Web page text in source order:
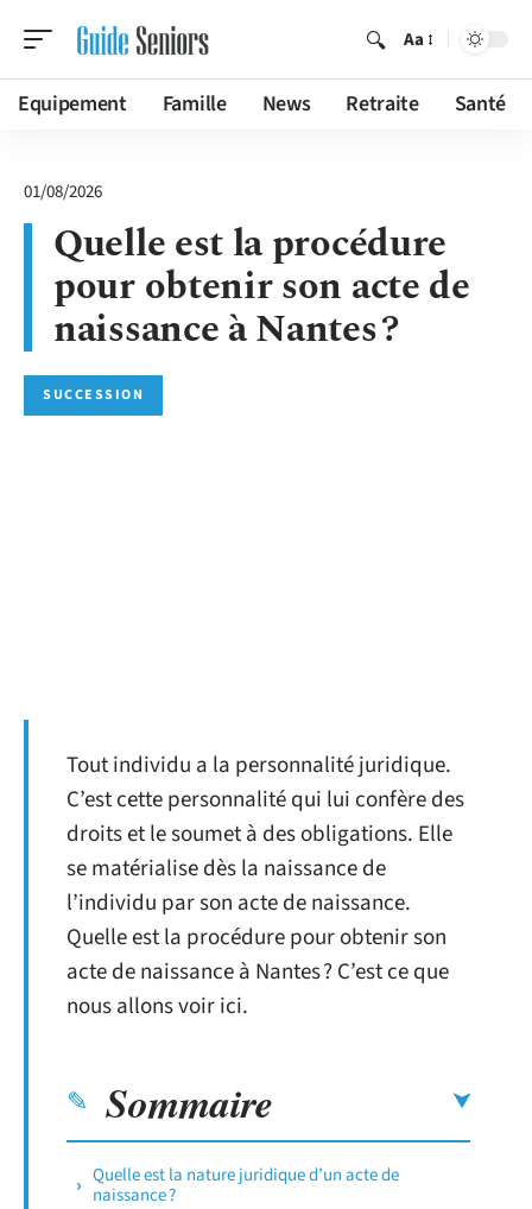
Aa
Equipement Famille News Retraite Santé
01/08/2026
Quelle est la procédure
pour obtenir son acte de
naissance à Nantes ?
SUCCESSION
Tout individu a la personnalité juridique.
C’est cette personnalité qui lui confère des
droits et le soumet à des obligations. Elle
se matérialise dès la naissance de
l’individu par son acte de naissance.
Quelle est la procédure pour obtenir son
acte de naissance à Nantes ? C’est ce que
nous allons voir ici.
Sommaire
Quelle est la nature juridique d’un acte de
naissance ?